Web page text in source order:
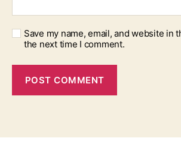
Save my name, email, and website in
the next time I comment.